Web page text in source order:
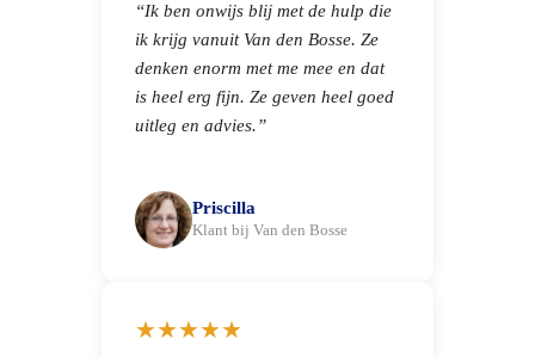
“Ik ben onwijs blij met de hulp die
ik krijg vanuit Van den Bosse. Ze
denken enorm met me mee en dat
is heel erg fijn. Ze geven heel goed
uitleg en advies.”
Priscilla
Klant bij Van den Bosse
★★★★★